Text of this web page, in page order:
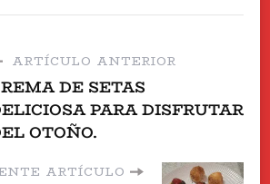
ARTÍCULO ANTERIOR
DE SETAS
PARA DISFRUTAR
OTOÑO.
ARTÍCULO